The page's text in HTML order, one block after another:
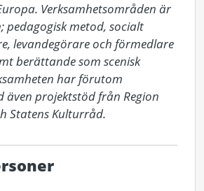
Verksamhetsområden är
pedagogisk metod, socialt
levandegörare och förmedlare
berättande som scenisk
har förutom
även projektstöd från Region
Statens Kulturråd.